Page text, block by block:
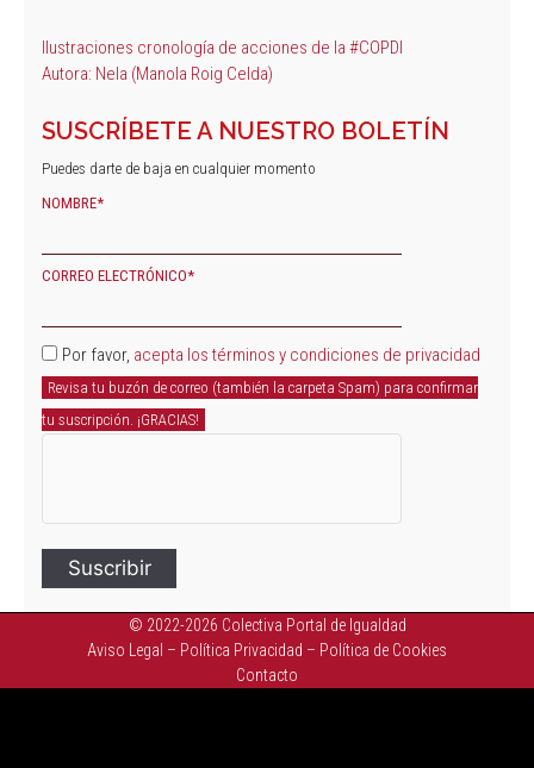
Ilustraciones cronología de acciones de la #COPDI
Autora: Nela (Manola Roig Celda)
SUSCRÍBETE A NUESTRO BOLETÍN
Puedes darte de baja en cualquier momento
NOMBRE*
CORREO ELECTRÓNICO*
Por favor, acepta los términos y condiciones de privacidad
Revisa tu buzón de correo (también la carpeta Spam) para confirmar
tu suscripción. ¡GRACIAS!
© 2022-2026 Colectiva Portal de Igualdad
Aviso Legal – Política Privacidad – Política de Cookies
Contacto